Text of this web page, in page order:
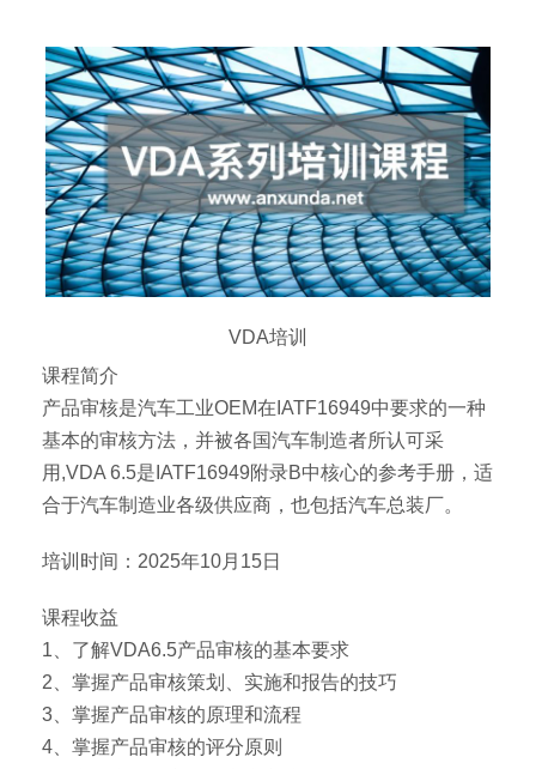
VDA培训
课程简介
产品审核是汽车工业OEM在IATF16949中要求的一种
基本的审核方法，并被各国汽车制造者所认可采
用,VDA 6.5是IATF16949附录B中核心的参考手册，适
合于汽车制造业各级供应商，也包括汽车总装厂。
培训时间：2025年10月15日
课程收益
1、了解VDA6.5产品审核的基本要求
2、掌握产品审核策划、实施和报告的技巧
3、掌握产品审核的原理和流程
4、掌握产品审核的评分原则